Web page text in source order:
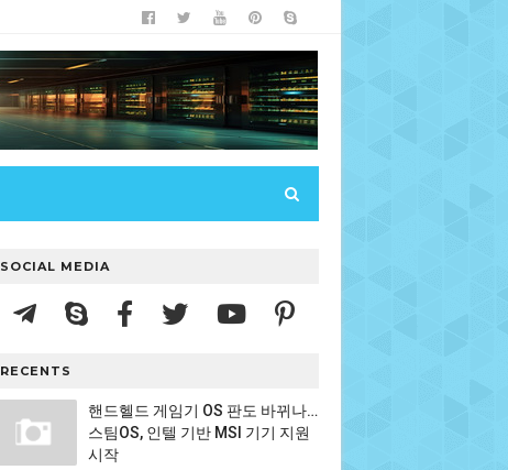
SOCIAL MEDIA
RECENTS
핸드헬드 게임기 OS 판도 바뀌나…
스팀OS, 인텔 기반 MSI 기기 지원
시작